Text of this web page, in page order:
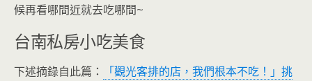
候再看哪間近就去吃哪間~
台南私房小吃美食
下述摘錄自此篇：
「觀光客排的店，我們根本不吃！」挑